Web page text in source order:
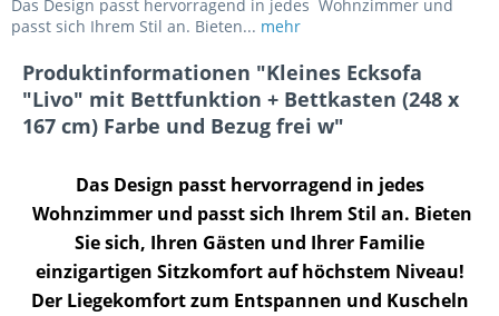
Das Design passt hervorragend in jedes Wohnzimmer und
passt sich Ihrem Stil an. Bieten... mehr
Produktinformationen "Kleines Ecksofa
"Livo" mit Bettfunktion + Bettkasten (248 x
167 cm) Farbe und Bezug frei w"
Das Design passt hervorragend in jedes
Wohnzimmer und passt sich Ihrem Stil an. Bieten
Sie sich, Ihren Gästen und Ihrer Familie
einzigartigen Sitzkomfort auf höchstem Niveau!
Der Liegekomfort zum Entspannen und Kuscheln